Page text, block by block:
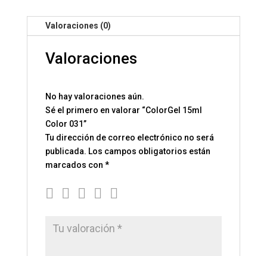
Valoraciones (0)
Valoraciones
No hay valoraciones aún.
Sé el primero en valorar “ColorGel 15ml
Color 031”
Tu dirección de correo electrónico no será
publicada. Los campos obligatorios están
marcados con *